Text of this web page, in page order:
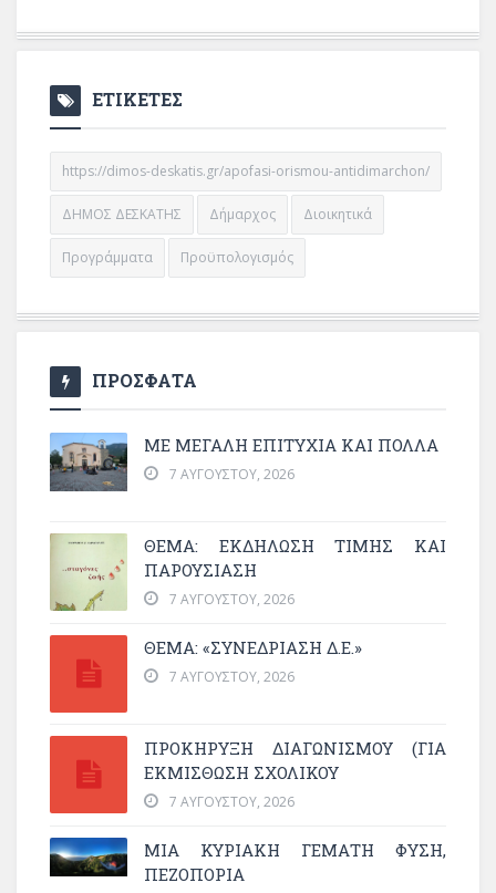
ΕΤΙΚΕΤΕΣ
https://dimos-deskatis.gr/apofasi-orismou-antidimarchon/
ΔΗΜΟΣ ΔΕΣΚΑΤΗΣ Δήμαρχος Διοικητικά
Προγράμματα Προϋπολογισμός
ΠΡΟΣΦΑΤΑ
ΜΕ ΜΕΓΆΛΗ ΕΠΙΤΥΧΊΑ ΚΑΙ ΠΟΛΛΆ
7 ΑΥΓΟΎΣΤΟΥ, 2026
ΘΈΜΑ: ΕΚΔΉΛΩΣΗ ΤΙΜΉΣ ΚΑΙ
ΠΑΡΟΥΣΊΑΣΗ
7 ΑΥΓΟΎΣΤΟΥ, 2026
ΘΕΜΑ: «ΣΥΝΕΔΡΊΑΣΗ Δ.Ε.»
7 ΑΥΓΟΎΣΤΟΥ, 2026
ΠΡΟΚΗΡΥΞΗ ΔΙΑΓΩΝΙΣΜΟΥ (ΓΙΑ
ΕΚΜΊΣΘΩΣΗ ΣΧΟΛΙΚΟΎ
7 ΑΥΓΟΎΣΤΟΥ, 2026
ΜΙΑ ΚΥΡΙΑΚΉ ΓΕΜΆΤΗ ΦΎΣΗ,
ΠΕΖΟΠΟΡΊΑ